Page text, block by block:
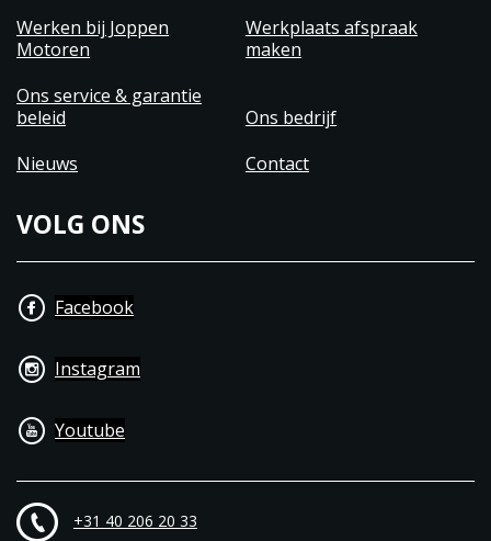
Werken bij Joppen
Motoren
Werkplaats afspraak
maken
Ons service & garantie
beleid
Ons bedrijf
Nieuws
Contact
VOLG ONS
Facebook
Instagram
Youtube
+31 40 206 20 33